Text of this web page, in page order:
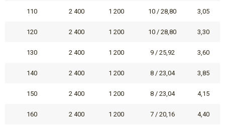
110 2 400 1 200 10 / 28,80 3,05
120 2 400 1 200 10 / 28,80 3,30
130 2 400 1 200 9 / 25,92 3,60
140 2 400 1 200 8 / 23,04 3,85
150 2 400 1 200 8 / 23,04 4,15
160 2 400 1 200 7 / 20,16 4,40